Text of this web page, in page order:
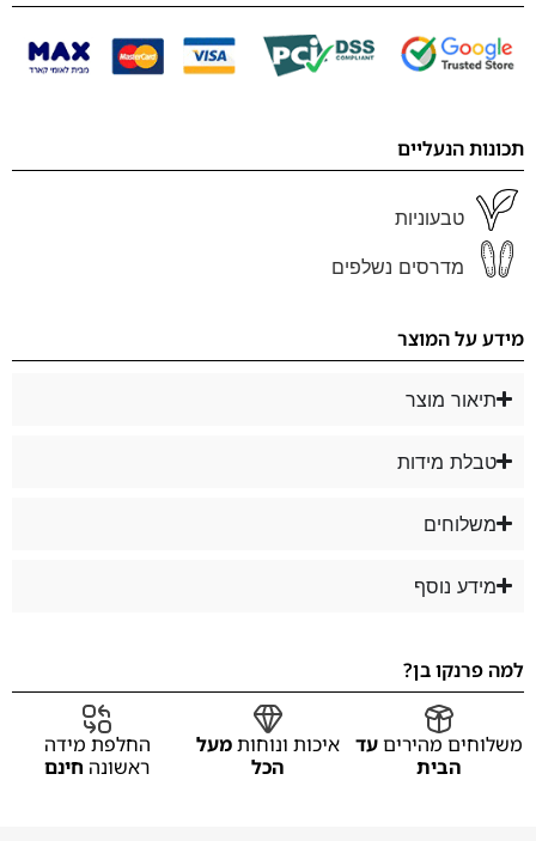
תכונות הנעליים
טבעוניות
מדרסים נשלפים
מידע על המוצר
תיאור מוצר
טבלת מידות
משלוחים
מידע נוסף
למה פרנקו בן?
משלוחים מהיריםעד
הבית
איכות ונוחותמעל
הכל
החלפת מידה
ראשונה חינם